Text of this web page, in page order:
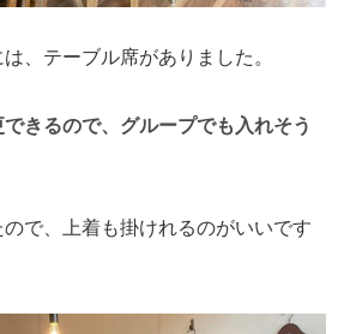
、テーブル席がありました。
きるので、グループでも入れそう
で、上着も掛けれるのがいいです